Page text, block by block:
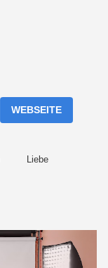
WEBSEITE
Liebe